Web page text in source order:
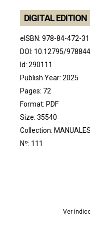
DIGITAL EDITION
eISBN: 978-84-472-
DOI: 10.12795/
Id: 290111
Publish Year: 2025
Pages: 72
Format: PDF
Size: 35540
Collection:
Nº: 111
Ver